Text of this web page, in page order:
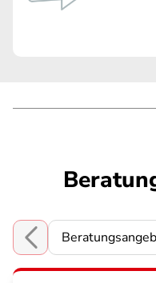
Choose a section